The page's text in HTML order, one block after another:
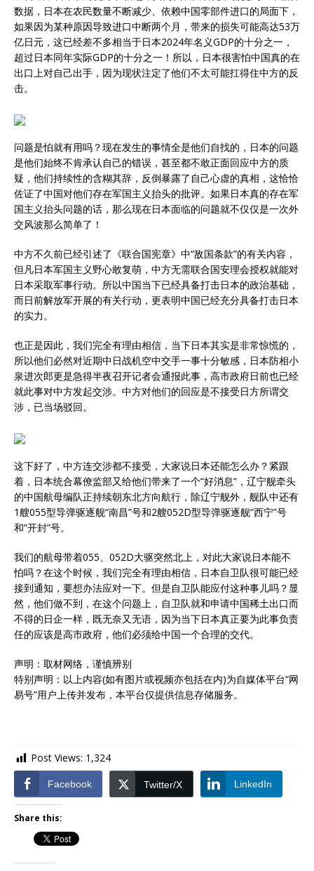
数据，日本在农民数量不断减少、依赖中国零部件进口的局面下，
如果因为某种原因导致进口中断两个月，带来的损失可能高达53万
亿日元，这已经差不多相当于日本2024年名义GDP的十分之一，
超过日本同年实际GDP的十分之一！所以，日本很害怕中国真的在
出口上对自己出手，因为现状注定了他们不太可能扛得住中方的反
击。
问题是怕就有用吗？现在发生的事情全是他们自找的，日本的问题
是他们始终不肯承认自己的错误，甚至都不敢正面回应中方的质
疑，他们持续性的含糊其辞，反倒暴露了自己心虚的真相，这恰恰
佐证了中国对他们存在军国主义抬头的批评。如果日本真的存在军
国主义抬头问题的话，那么现在日本面临的问题就不仅仅是一次外
交风波那么简单了！
中方不久前已经引述了《联合国宪章》中“敌国条款”的有关内容，
但凡日本军国主义野心敢复萌，中方无需联合国安理会授权就能对
日本采取军事行动。所以中国当下已经具备打击日本的政治基础，
而日前解放军开展的有关行动，更表明中国已经充分具备打击日本
的实力。
也正是因此，我们完全有理由相信，当下日本其实是非常惊慌的，
所以他们必然对近期中日战机空中交手一事十分敏感，日本防相小
泉进次郎更是急得半夜召开记者会通报此事，高市政府日前也已经
就此事对中方发起交涉。中方对他们的回应是不接受日方所谓交
涉，已当场驳回。
这下好了，中方连交涉都不接受，大家说日本还能怎么办？紧跟
着，日本统合幕僚监部又给他们带来了一个“好消息”，辽宁舰牵头
的中国航母编队正持续朝东北方向航行，除辽宁舰外，舰队中还有
1艘055型导弹驱逐舰“南昌”号和2艘052D型导弹驱逐舰“西宁”号
和“开封”号。
我们的航母带着055、052D大驱突然北上，对此大家说日本能不
怕吗？在这个时候，我们完全有理由相信，日本自卫队很可能已经
接到通知，要想办法应对一下。但是自卫队能应付这种事儿吗？显
然，他们做不到，在这个问题上，自卫队就和申请中国稀土出口而
不得的日企一样，既无奈又无语，因为当下日本真正要为此事负责
任的应该是高市政府，他们必须给中国一个合理的交代。
声明：取材网络，谨慎辨别
特别声明：以上内容(如有图片或视频亦包括在内)为自媒体平台“网
易号”用户上传并发布，本平台仅提供信息存储服务。
Post Views: 1,324
Facebook Twitter/X LinkedIn
Share this: